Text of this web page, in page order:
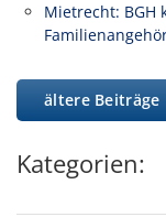
Mietrecht: BGH
ältere Beiträge
Kategorien: